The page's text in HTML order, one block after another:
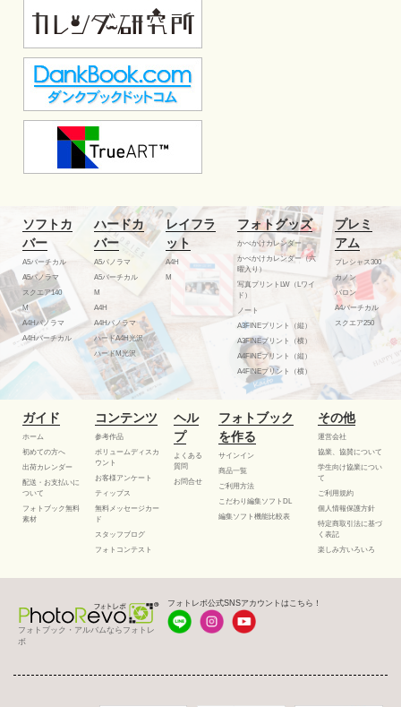
ソフトカ
バー
A5バーチカル
A5パノラマ
スクエア140
M
A4Hパノラマ
A4Hバーチカル
ハードカ
バー
A5パノラマ
A5バーチカル
M
A4H
A4Hパノラマ
ハードA4H光沢
ハードM光沢
レイフラ
ット
A4H
M
フォトグッズ
かべかけカレンダー
かべかけカレンダー（六
曜入り）
写真プリントLW（Lワイ
ド）
ノート
A3FINEプリント（縦）
A3FINEプリント（横）
A4FINEプリント（縦）
A4FINEプリント（横）
プレミ
アム
プレシャス300
カノン
バロン
A4バーチカル
スクエア250
ガイド
ホーム
初めての方へ
出荷カレンダー
配送・お支払いに
ついて
フォトブック無料
素材
コンテンツ
参考作品
ボリュームディスカ
ウント
お客様アンケート
ティップス
無料メッセージカー
ド
スタッフブログ
フォトコンテスト
ヘル
プ
よくある
質問
お問合せ
フォトブック
を作る
サインイン
商品一覧
ご利用方法
こだわり編集ソフトDL
編集ソフト機能比較表
その他
運営会社
協業、協賛について
学生向け協業につい
て
ご利用規約
個人情報保護方針
特定商取引法に基づ
く表記
楽しみ方いろいろ
フォトブック・アルバムならフォトレ
ボ
フォトレボ公式SNSアカウントはこちら！